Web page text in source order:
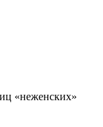
«неженских»